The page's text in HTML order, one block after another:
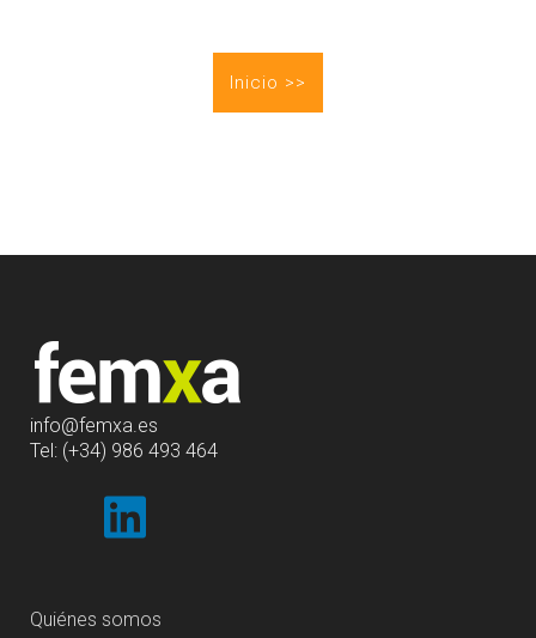
Inicio >>
info@femxa.es
Tel: (+34) 986 493 464
Quiénes somos